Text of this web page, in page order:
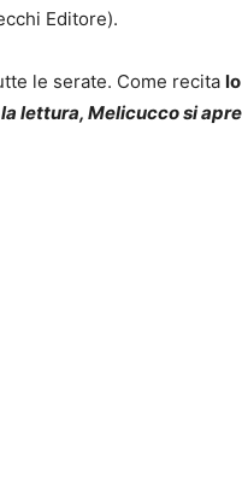
Editore).
le serate. Come recita
lettura, Melicucco si